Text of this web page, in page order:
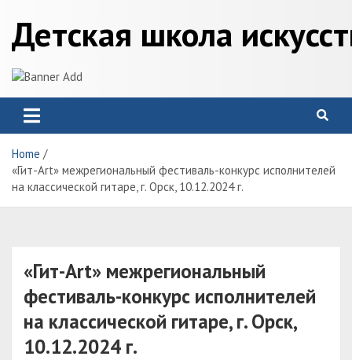
content
Детская школа
Home
«Гит-Art» межрегиональный фестиваль-конкурс исполнителей
на классической гитаре, г. Орск, 10.12.2024 г.
«Гит-Art» межрегиональный
фестиваль-конкурс исполнителей
на классической гитаре, г. Орск,
10.12.2024 г.